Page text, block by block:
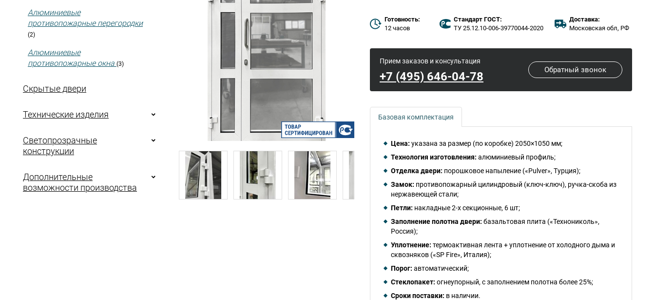
Алюминиевые
противопожарные перегородки
(2)
Алюминиевые
противопожарные окна (3)
Скрытые двери
Технические изделия
Светопрозрачные
конструкции
Дополнительные
возможности производства
Готовность:
12 часов
Стандарт ГОСТ:
ТУ 25.12.10-006-39770044-2020
Доставка:
Московская обл, РФ
Прием заказов и консультация
+7 (495) 646-04-78 Обратный звонок
Базовая комплектация
Цена: указана за размер (по коробке) 2050×1050 мм;
Технология изготовления: алюминиевый профиль;
Отделка двери: порошковое напыление («Pulver», Турция);
Замок: противопожарный цилиндровый (ключ-ключ), ручка-скоба из
нержавеющей стали;
Петли: накладные 2-х секционные, 6 шт;
Заполнение полотна двери: базальтовая плита («Технониколь»,
Россия);
Уплотнение: термоактивная лента + уплотнение от холодного дыма и
сквозняков («SP Fire», Италия);
Порог: автоматический;
Стеклопакет: огнеупорный, с заполнением полотна более 25%;
Сроки поставки: в наличии.